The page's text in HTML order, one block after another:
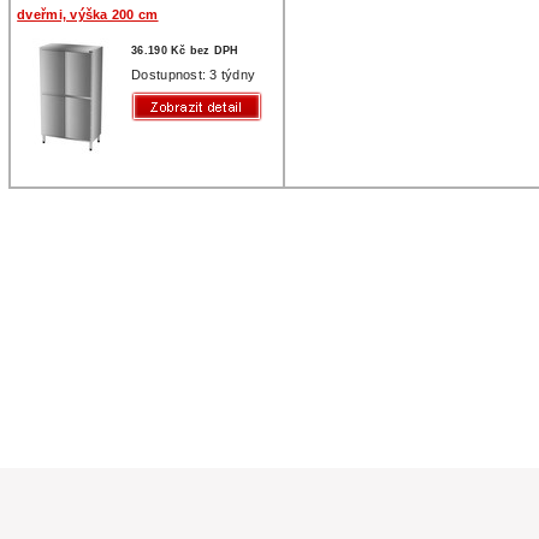
dveřmi, výška 200 cm
36.190 Kč bez DPH
Dostupnost: 3 týdny